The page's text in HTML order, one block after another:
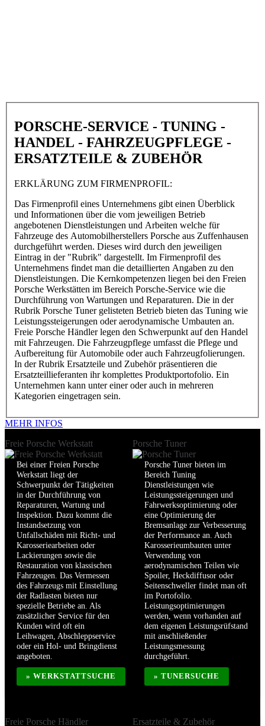
PORSCHE-SERVICE - TUNING -
HANDEL - FAHRZEUGPFLEGE -
ERSATZTEILE & ZUBEHÖR
ERKLÄRUNG ZUM FIRMENPROFIL:
Das Firmenprofil eines Unternehmens gibt einen Überblick
und Informationen über die vom jeweiligen Betrieb
angebotenen Dienstleistungen und Arbeiten welche für
Fahrzeuge des Automobilherstellers Porsche aus Zuffenhausen
durchgeführt werden. Dieses wird durch den jeweiligen
Eintrag in der "Rubrik" dargestellt. Im Firmenprofil des
Unternehmens findet man die detaillierten Angaben zu den
Dienstleistungen. Die Kernkompetenzen liegen bei den Freien
Porsche Werkstätten im Bereich Porsche-Service wie die
Durchführung von Wartungen und Reparaturen. Die in der
Rubrik Porsche Tuner gelisteten Betrieb bieten das Tuning wie
Leistungssteigerungen oder aerodynamische Umbauten an.
Freie Porsche Händler legen den Schwerpunkt auf den Handel
mit Fahrzeugen. Die Fahrzeugpflege umfasst die Pflege und
Aufbereitung für Automobile oder auch Fahrzeugfolierungen.
In der Rubrik Ersatzteile und Zubehör präsentieren die
Ersatzteillieferanten ihr komplettes Produktportofolio. Ein
Unternehmen kann unter einer oder auch in mehreren
Kategorien eingetragen sein.
MEHR INFOS
Freie Porsche Werkstatt
Bei einer Freien Porsche
Werkstatt liegt der
Schwerpunkt der Tätigkeiten
in der Durchführung von
Reparaturen, Wartung und
Inspektion. Dazu kommt die
Instandsetzung von
Unfallschäden mit Richt- und
Karosseriearbeiten oder
Lackierungen sowie die
Restauration von klassischen
Fahrzeugen. Das Vermessen
des Fahrzeugs mit Einstellung
der Radlasten bieten nur
spezielle Betriebe an. Als
zusätzlicher Service für den
Kunden wird oft ein
Leihwagen, Abschleppservice
oder ein Hol- und Bringdienst
angeboten.
» WERKSTATTSUCHE
Porsche Tuner
Porsche Tuner bieten im
Bereich Tuning
Dienstleistungen wie
Leistungssteigerungen und
Fahrwerksoptimierung oder
eine Optimierung der
Bremsanlage zur Verbesserung
der Performance an. Auch
Karosserieumbauten unter
Verwendung von
aerodynamischen Teilen wie
Spoiler, Heckdiffusor oder
Seitenschweller findet man oft
im Portofolio.
Leistungsoptimierungen
werden, wenn vorhanden auf
dem eigenen Leistungsrüfstand
mit anschließender
Leistungsmessung
durchgeführt.
» TUNERSUCHE
Freie Porsche Händler Ersatzteile & Zubehör